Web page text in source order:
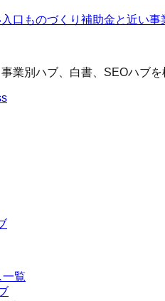
口 ものづくり補助金と近い事
業別ハブ、白書、SEOハブ
一覧